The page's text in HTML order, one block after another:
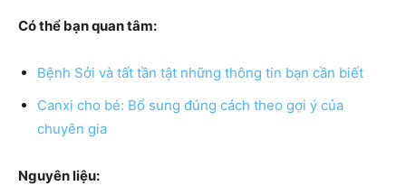
Có thể bạn quan tâm:
Bệnh Sởi và tất tần tật những thông tin bạn cần biết
Canxi cho bé: Bổ sung đúng cách theo gợi ý của
chuyên gia
Nguyên liệu: